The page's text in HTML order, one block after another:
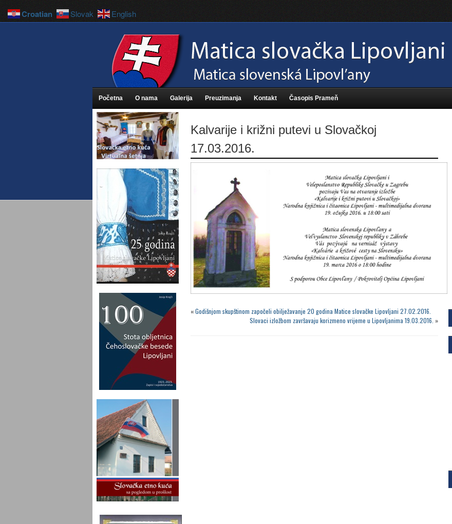
Početna O nama Galerija Preuzimanja Kontakt Časopis Prameň
Kalvarije i križni putevi u Slovačkoj
17.03.2016.
«Godišnjom skupštinom započeli obilježavanje 20 godina Matice slovačke Lipovljani 27.02.2016.
Slovaci izložbom završavaju korizmeno vrijeme u Lipovljanima 19.03.2016. »
Croatian Slovak English